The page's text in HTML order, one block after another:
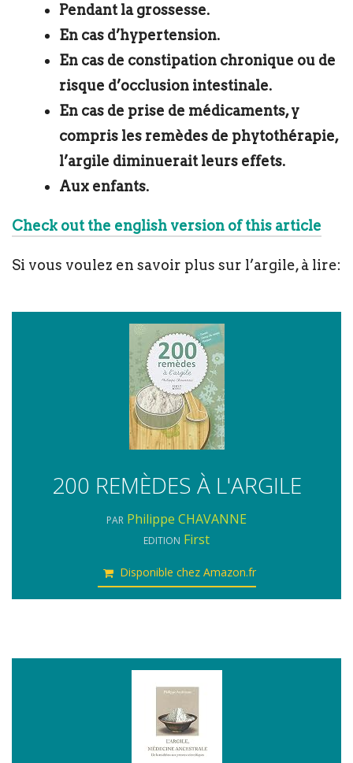
Pendant la grossesse.
En cas d’hypertension.
En cas de constipation chronique ou de
risque d’occlusion intestinale.
En cas de prise de médicaments, y
compris les remèdes de phytothérapie,
l’argile diminuerait leurs effets.
Aux enfants.
Check out the english version of this article
Si vous voulez en savoir plus sur l’argile, à lire:
200 REMÈDES À L'ARGILE
PAR Philippe CHAVANNE
EDITION First
Disponible chez Amazon.fr